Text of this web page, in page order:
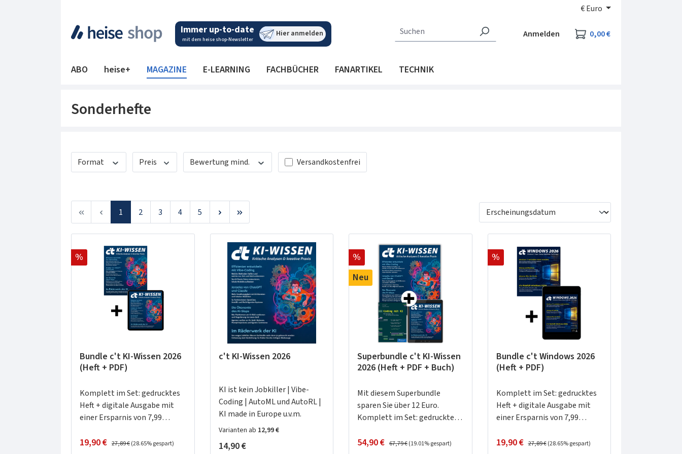
€Euro
Immer up-to-date
mit dem heise shop-Newsletter
Hier anmelden Anmelden 0,00 €Warenkorb enthält
ABO heise+ MAGAZINE E-LEARNING FACHBÜCHER FANARTIKEL TECHNIK
Sonderhefte
Format Preis Bewertung mind. Filter hinzufügen: Versandkostenfrei
Versandkostenfrei
Seite
1 Seite
2 Seite
3 Seite
4 Seite
5
Rabatt
%
Bundle c't KI-Wissen 2026
(Heft + PDF)
Komplett im Set: gedrucktes
Heft + digitale Ausgabe mit
einer Ersparnis von 7,99
Wirtschaft6 Mythos widerlegt:
Verkaufspreis:
19,90 € Regulärer Preis:
27,89 €(28.65% gespart)
c't KI-Wissen 2026
KI ist kein Jobkiller | Vibe-
Coding | AutoML und AutoRL |
KI made in Europe u.v.m.
Varianten ab 12,99 €
Regulärer Preis:
14,90 €
Rabatt
%
Neu
Superbundle c't KI-Wissen
2026 (Heft + PDF + Buch)
Mit diesem Superbundle
sparen Sie über 12 Euro.
Komplett im Set: gedrucktes
Enthalten im Angebot ist das
Verkaufspreis:
54,90 € Regulärer Preis:
67,79 €(19.01% gespart)
Rabatt
%
Bundle c't Windows 2026
(Heft + PDF)
Komplett im Set: gedrucktes
Heft + digitale Ausgabe mit
einer Ersparnis von 7,99
nur) für Umsteiger6 Sinnvolle
Verkaufspreis:
19,90 € Regulärer Preis:
27,89 € (28.65% gespart)